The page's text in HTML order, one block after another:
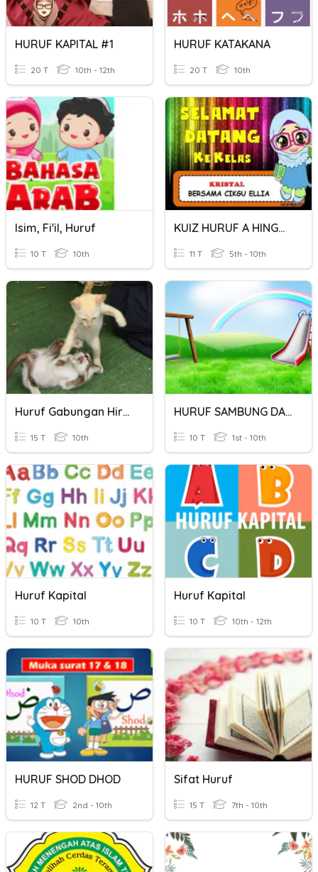
HURUF KAPITAL #1
20 T 10th - 12th
HURUF KATAKANA
20 T 10th
Isim, Fi'il, Huruf
10 T 10th
KUIZ HURUF A HINGGA Z
11 T 5th - 10th
Huruf Gabungan Hiragana
15 T 10th
HURUF SAMBUNG DAN HURUF SOMBONG
10 T 1st - 10th
Huruf Kapital
10 T 10th
Huruf Kapital
10 T 10th - 12th
HURUF SHOD DHOD
12 T 2nd - 10th
Sifat Huruf
15 T 7th - 10th